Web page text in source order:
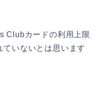
Clubカードの利用上限
いないとは思います